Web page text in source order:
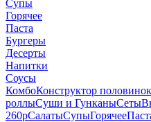
Супы
Горячее
Паста
Бургеры
Десерты
Напитки
Соусы
КомбоКонструктор половинок
роллыСуши и ГунканыСеты
260рСалатыСупыГорячее